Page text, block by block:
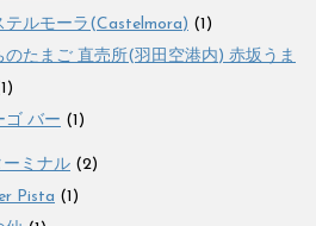
テルモーラ(Castelmora) (1)
のたまご 直売所(羽田空港内) 赤坂うま
ゴ バー (1)
ーミナル (2)
Pista (1)